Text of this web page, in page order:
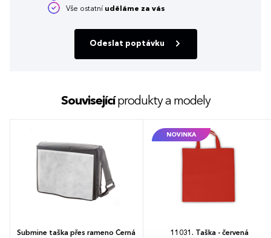
Vše ostatní uděláme za vás
Odeslat poptávku
Souvisejícíprodukty a modely
Submine taška přes rameno Černá
NOVINKA
11031. Taška - červená